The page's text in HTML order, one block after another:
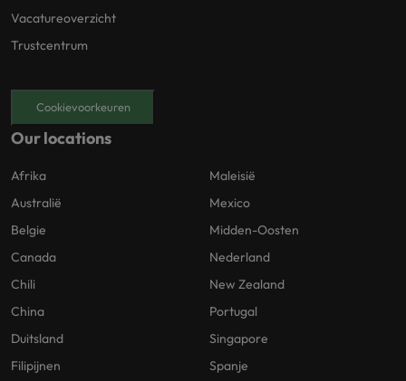
Vacatureoverzicht
Trustcentrum
Cookievoorkeuren
Our locations
Afrika
Australië
Belgie
Canada
Chili
China
Duitsland
Filipijnen
Maleisië
Mexico
Midden-Oosten
Nederland
New Zealand
Portugal
Singapore
Spanje